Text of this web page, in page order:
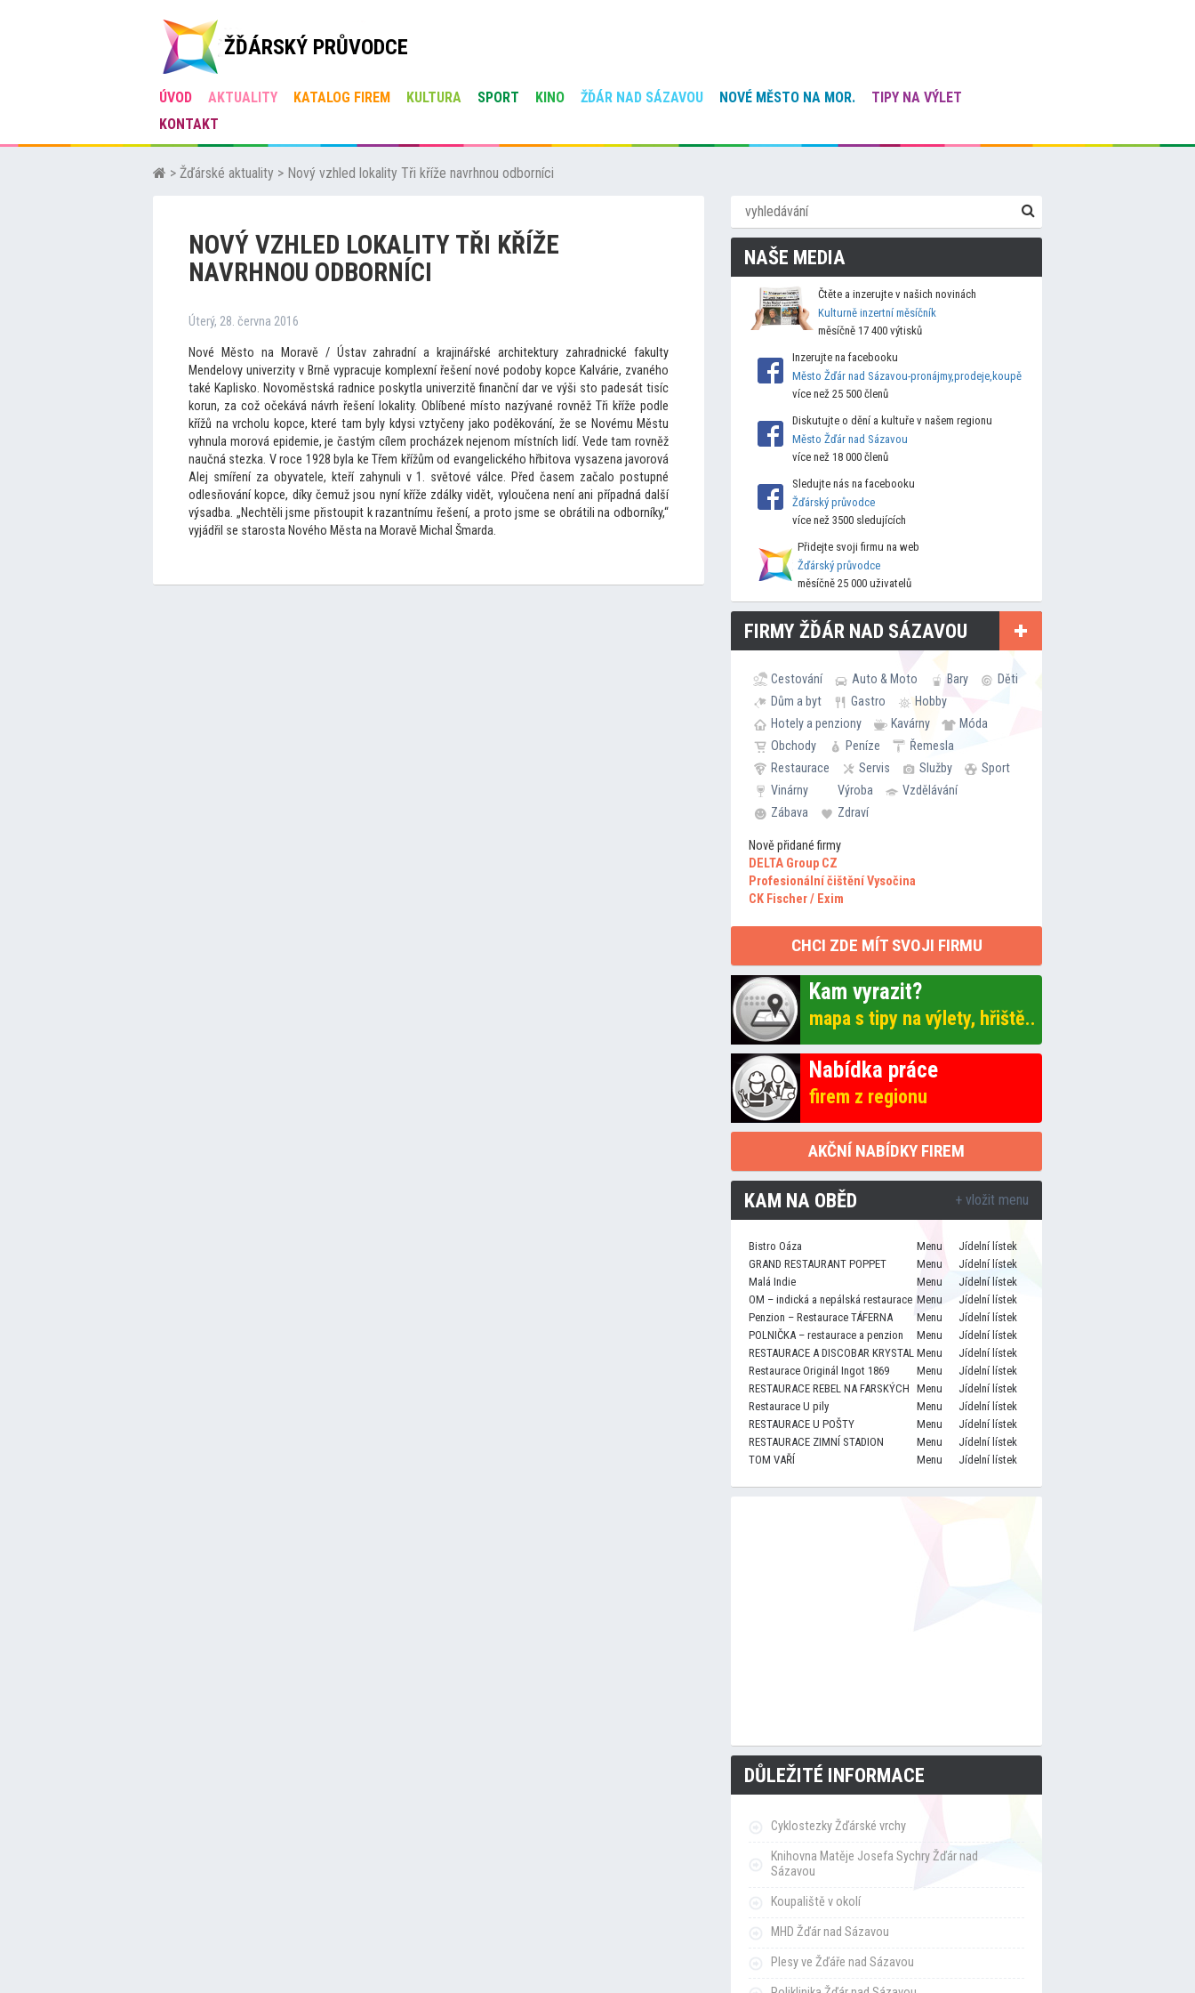
ŽĎÁRSKÝ PRŮVODCE
ÚVOD AKTUALITY KATALOG FIREM KULTURA SPORT KINO ŽĎÁR NAD SÁZAVOU NOVÉ MĚSTO NA MOR.
TIPY NA VÝLET
KONTAKT
> Žďárské aktuality > Nový vzhled lokality Tři kříže navrhnou odborníci
NOVÝ VZHLED LOKALITY TŘI KŘÍŽE
NAVRHNOU ODBORNÍCI
Úterý, 28. června 2016
Nové Město na Moravě / Ústav zahradní a krajinářské architektury zahradnické fakulty
Mendelovy univerzity v Brně vypracuje komplexní řešení nové podoby kopce Kalvárie, zvaného
také Kaplisko. Novoměstská radnice poskytla univerzitě finanční dar ve výši sto padesát tisíc
korun, za což očekává návrh řešení lokality. Oblíbené místo nazývané rovněž Tři kříže podle
křížů na vrcholu kopce, které tam byly kdysi vztyčeny jako poděkování, že se Novému Městu
vyhnula morová epidemie, je častým cílem procházek nejenom místních lidí. Vede tam rovněž
naučná stezka. V roce 1928 byla ke Třem křížům od evangelického hřbitova vysazena javorová
Alej smíření za obyvatele, kteří zahynuli v 1. světové válce. Před časem začalo postupné
odlesňování kopce, díky čemuž jsou nyní kříže zdálky vidět, vyloučena není ani případná další
výsadba. „Nechtěli jsme přistoupit k razantnímu řešení, a proto jsme se obrátili na odborníky,“
vyjádřil se starosta Nového Města na Moravě Michal Šmarda.
NAŠE MEDIA
Čtěte a inzerujte v našich novinách
Kulturně inzertní měsíčník
měsíčně 17 400 výtisků
Inzerujte na facebooku
Město Žďár nad Sázavou-pronájmy,prodeje,koupě
více než 25 500 členů
Diskutujte o dění a kultuře v našem regionu
Město Žďár nad Sázavou
více než 18 000 členů
Sledujte nás na facebooku
Žďárský průvodce
více než 3500 sledujících
Přidejte svoji firmu na web
Žďárský průvodce
měsíčně 25 000 uživatelů
FIRMY ŽĎÁR NAD SÁZAVOU
Cestování Auto & Moto Bary
Děti
Dům a byt
Gastro
Hobby
Hotely a penziony
Kavárny
Móda
Obchody
Peníze
Řemesla
Restaurace
Servis Služby
Sport
Vinárny
Výroba
Vzdělávání
Zábava
Zdraví
Nově přidané firmy
DELTA Group CZ
Profesionální čištění Vysočina
CK Fischer / Exim
CHCI ZDE MÍT SVOJI FIRMU
Kam vyrazit?
mapa s tipy na výlety, hřiště..
Nabídka práce
firem z regionu
AKČNÍ NABÍDKY FIREM
KAM NA OBĚD + vložit menu
Bistro Oáza Menu
Jídelní lístek
GRAND RESTAURANT POPPET
Menu
Jídelní lístek
Malá Indie
Menu
Jídelní lístek
OM – indická a nepálská restaurace Menu
Jídelní lístek
Penzion – Restaurace TÁFERNA
Menu
Jídelní lístek
POLNIČKA – restaurace a penzion
Menu
Jídelní lístek
RESTAURACE A DISCOBAR KRYSTAL Menu
Jídelní lístek
Restaurace Originál Ingot 1869
Menu
Jídelní lístek
RESTAURACE REBEL NA FARSKÝCH Menu
Jídelní lístek
Restaurace U pily
Menu
Jídelní lístek
RESTAURACE U POŠTY
Menu
Jídelní lístek
RESTAURACE ZIMNÍ STADION
Menu
Jídelní lístek
TOM VAŘÍ
Menu Jídelní lístek
DŮLEŽITÉ INFORMACE
Cyklostezky Žďárské vrchy
Knihovna Matěje Josefa Sychry Žďár nad
Sázavou
Koupaliště v okolí
MHD Žďár nad Sázavou
Plesy ve Žďáře nad Sázavou